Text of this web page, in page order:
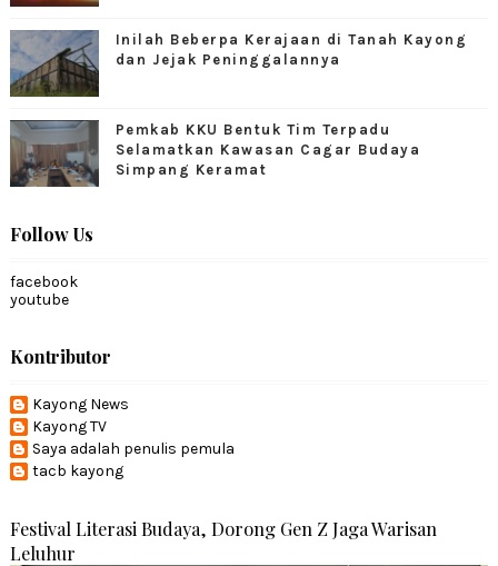
Inilah Beberpa Kerajaan di Tanah Kayong
dan Jejak Peninggalannya
Pemkab KKU Bentuk Tim Terpadu
Selamatkan Kawasan Cagar Budaya
Simpang Keramat
Follow Us
facebook
youtube
Kontributor
Kayong News
Kayong TV
Saya adalah penulis pemula
tacb kayong
Festival Literasi Budaya, Dorong Gen Z Jaga Warisan
Leluhur